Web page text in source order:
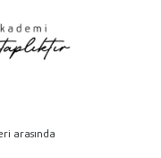
arasında